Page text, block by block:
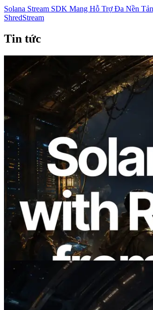
Solana Stream SDK Mang Hỗ Trợ Đa Nền
ShredStream
Tin tức
2026.08.05
ERPC mở rộng Solana
với phép đo ping từ 7 khu
Validators Information API
thức ra mắt
Đọc bài viết này